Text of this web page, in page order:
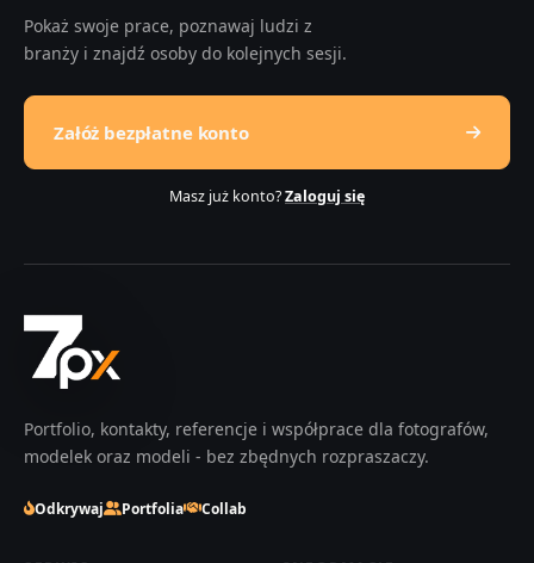
Pokaż swoje prace, poznawaj ludzi z
branży i znajdź osoby do kolejnych sesji.
Załóż bezpłatne konto
Masz już konto?Zaloguj się
Portfolio, kontakty, referencje i współprace dla fotografów,
modelek oraz modeli - bez zbędnych rozpraszaczy.
Odkrywaj Portfolia Collab